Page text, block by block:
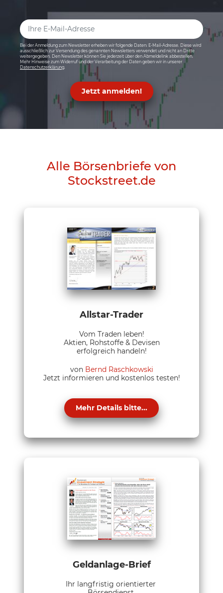
Bei der Anmeldung zum Newsletter erheben wir folgende Daten: E-Mail-Adresse. Diese wird
ausschließlich zur Versendung des genannten Newsletters verwendet und nicht an Dritte
weitergegeben. Den Newsletter können Sie jederzeit über den Abmeldelink abbestellen.
Mehr Hinweise zum Widerruf und der Verarbeitung der Daten geben wir in unserer
Datenschutzerklärung.
Jetzt anmelden!
Alle Börsenbriefe von
Stockstreet.de
Allstar-Trader
Vom Traden leben!
Aktien, Rohstoffe & Devisen
erfolgreich handeln!
von Bernd Raschkowski
Jetzt informieren und kostenlos testen!
Mehr Details bitte...
Geldanlage-Brief
Ihr langfristig orientierter